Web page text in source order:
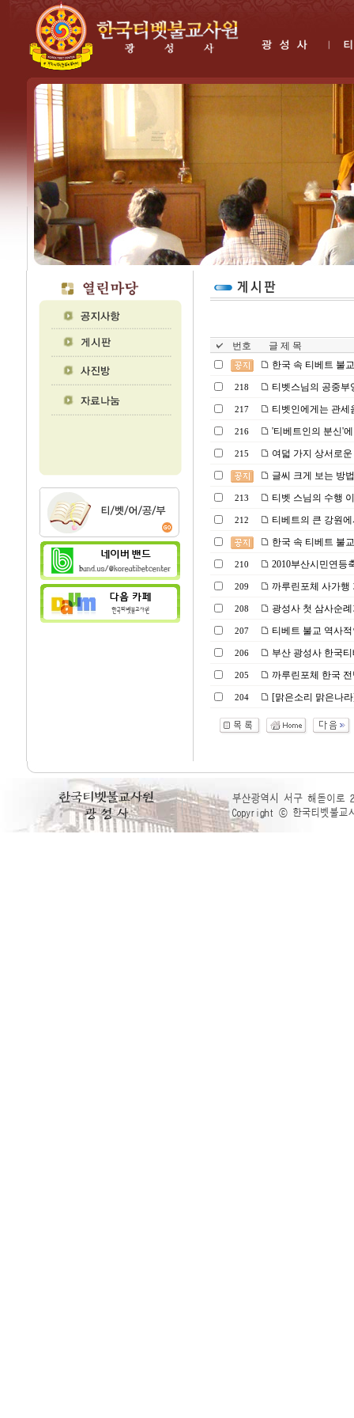
번호
글 제 목
한국 속 티베트 불
218 티벳스님의 공중부
217 티벳인에게는 관세
216 '티베트인의 분신'
215
여덟 가지 상서로
글씨 크게 보는 방
213 티벳 스님의 수행
212
티베트의 큰 강원
한국 속 티베트 불
210 2010부산시민연등
209 까루린포체 사가행
208 광성사 첫 삼사순
207 티베트 불교 역사
206 부산 광성사 한국
205 까루린포체 한국
204 [맑은소리 맑은나